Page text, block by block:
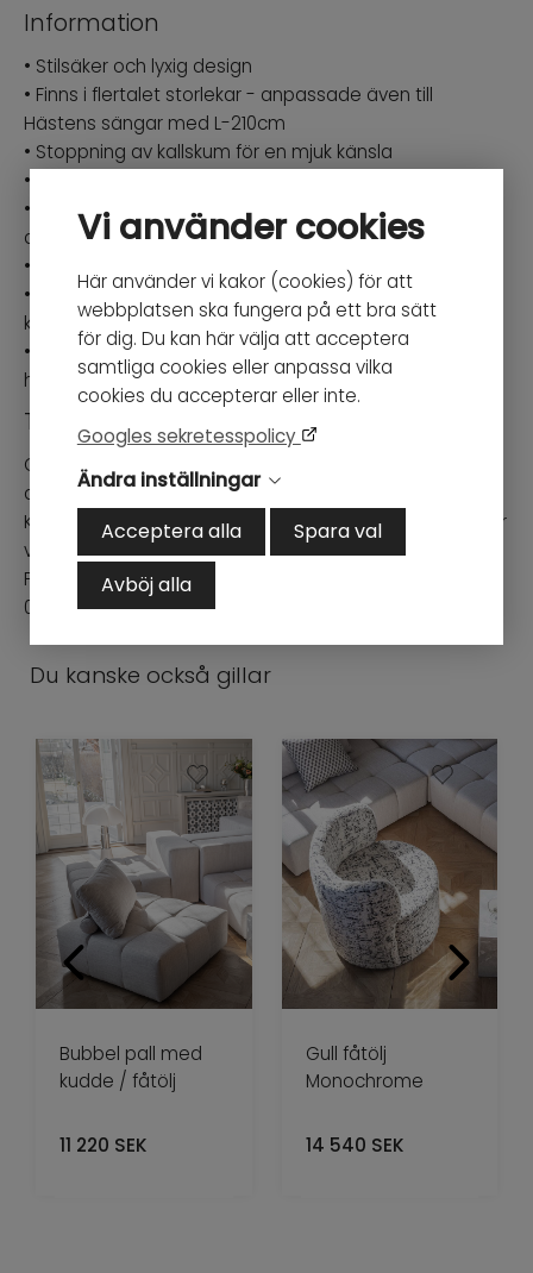
Vi använder cookies
Här använder vi kakor (cookies) för att
webbplatsen ska fungera på ett bra sätt
för dig. Du kan här välja att acceptera
samtliga cookies eller anpassa vilka
cookies du accepterar eller inte.
Googles sekretesspolicy
Ändra inställningar
Acceptera alla
Spara val
Avböj alla
Information
• Stilsäker och lyxig design
• Finns i flertalet storlekar - anpassade även till
Hästens sängar med L-210cm
• Stoppning av kallskum för en mjuk känsla
• Madrass ingår ej
• Specialbeställning där varje sängram tillverkas enligt
dina önskemål
• Handgjord i Europa
• Monteras enkelt ihop genom befintliga
kopplingsbeslag och själva sänggavel monteras ihop
• Levereras i 6 separata delar för simpel inbärning i
hemmet
Tygprov
Önskar du få hem kostnadsfria tygprover för att hitta
det perfekta tyget och färgen till din sängram?
Kontakta oss via mejl info@hemdesigners.se så hjälper
vi dig gärna.
På bild är sängramen klädd i exklusiva tyget "Charme -
02"
Du kanske också gillar
Bubbel pall med
kudde / fåtölj
11 220 SEK
Gull fåtölj
Monochrome
14 540 SEK